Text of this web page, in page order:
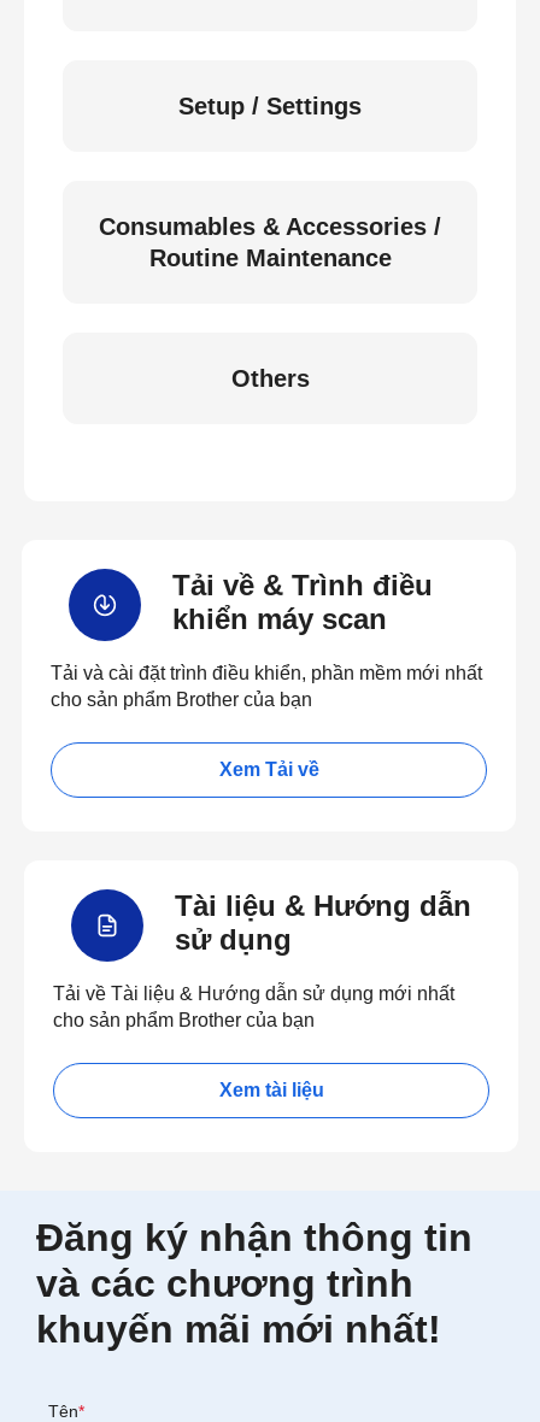
Setup / Settings
Consumables & Accessories /
Routine Maintenance
Others
Tải về & Trình điều
khiển máy scan
Tải và cài đặt trình điều khiển, phần mềm mới nhất
cho sản phẩm Brother của bạn
Xem Tải về
Tài liệu & Hướng dẫn
sử dụng
Tải về Tài liệu & Hướng dẫn sử dụng mới nhất
cho sản phẩm Brother của bạn
Xem tài liệu
Đăng ký nhận thông tin
và các chương trình
khuyến mãi mới nhất!
Tên*